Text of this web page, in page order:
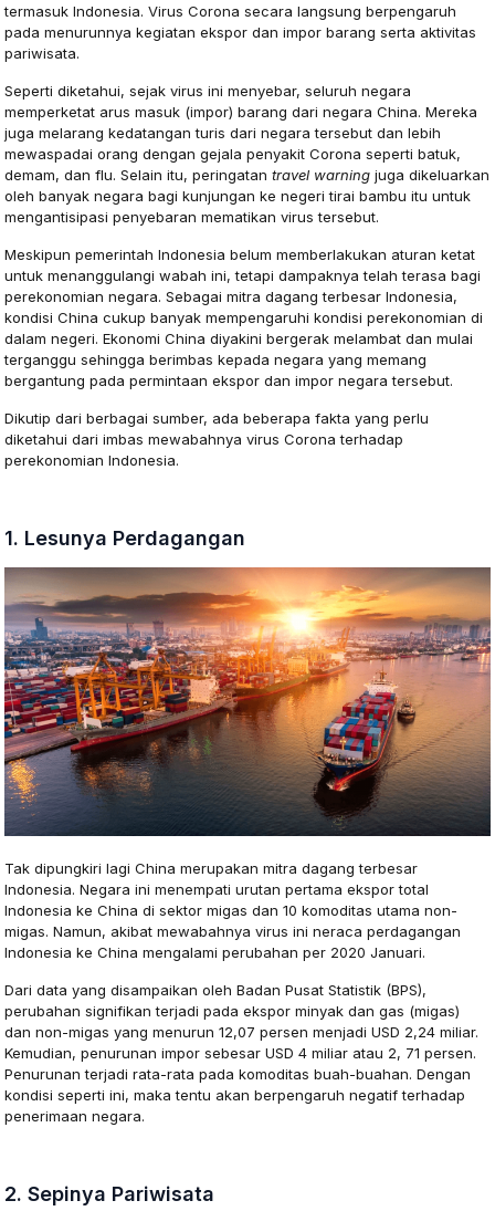
termasuk Indonesia. Virus Corona secara langsung berpengaruh
pada menurunnya kegiatan ekspor dan impor barang serta aktivitas
pariwisata.
Seperti diketahui, sejak virus ini menyebar, seluruh negara
memperketat arus masuk (impor) barang dari negara China. Mereka
juga melarang kedatangan turis dari negara tersebut dan lebih
mewaspadai orang dengan gejala penyakit Corona seperti batuk,
demam, dan flu. Selain itu, peringatantravel warningjuga dikeluarkan
oleh banyak negara bagi kunjungan ke negeri tirai bambu itu untuk
mengantisipasi penyebaran mematikan virus tersebut.
Meskipun pemerintah Indonesia belum memberlakukan aturan ketat
untuk menanggulangi wabah ini, tetapi dampaknya telah terasa bagi
perekonomian negara. Sebagai mitra dagang terbesar Indonesia,
kondisi China cukup banyak mempengaruhi kondisi perekonomian di
dalam negeri. Ekonomi China diyakini bergerak melambat dan mulai
terganggu sehingga berimbas kepada negara yang memang
bergantung pada permintaan ekspor dan impor negara tersebut.
Dikutip dari berbagai sumber, ada beberapa fakta yang perlu
diketahui dari imbas mewabahnya virus Corona terhadap
perekonomian Indonesia.
1. Lesunya Perdagangan
Tak dipungkiri lagi China merupakan mitra dagang terbesar
Indonesia. Negara ini menempati urutan pertama ekspor total
Indonesia ke China di sektor migas dan 10 komoditas utama non-
migas. Namun, akibat mewabahnya virus ini neraca perdagangan
Indonesia ke China mengalami perubahan per 2020 Januari.
Dari data yang disampaikan oleh Badan Pusat Statistik (BPS),
perubahan signifikan terjadi pada ekspor minyak dan gas (migas)
dan non-migas yang menurun 12,07 persen menjadi USD 2,24 miliar.
Kemudian, penurunan impor sebesar USD 4 miliar atau 2, 71 persen.
Penurunan terjadi rata-rata pada komoditas buah-buahan. Dengan
kondisi seperti ini, maka tentu akan berpengaruh negatif terhadap
penerimaan negara.
2. Sepinya Pariwisata